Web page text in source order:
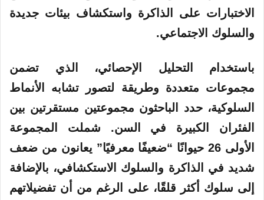
الاختبارات على الذاكرة واستكشاف بيئات جديدة
والسلوك الاجتماعي.
باستخدام التحليل الإحصائي، الذي تضمن
مجموعات متعددة وطريقة لتصور تشابه الأنماط
السلوكية، حدد الباحثون مجموعتين مستقرتين بين
الفئران الكبيرة في السن. شملت المجموعة
الأولى 26 حيوانًا “ضعيفًا معرفيًا” يعانون من ضعف
شديد في الذاكرة والسلوك الاستكشافي، بالإضافة
إلى سلوك أكثر قلقًا، على الرغم من أن تفضيلاتهم